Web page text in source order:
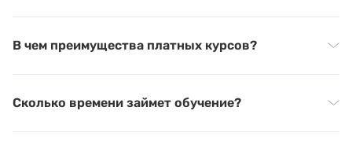
В чем преимущества платных курсов?
Сколько времени займет обучение?